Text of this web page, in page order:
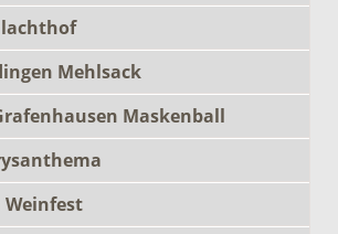
Mehlsack
Maskenball
Weinfest